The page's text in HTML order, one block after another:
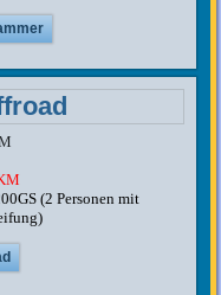
(2 Personen mit